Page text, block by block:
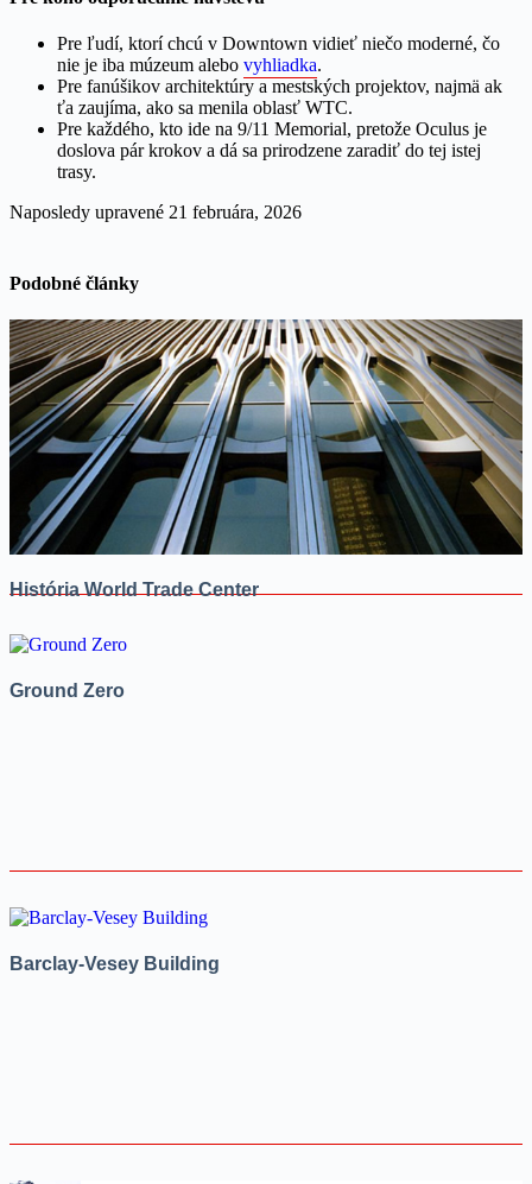
Pre ľudí, ktorí chcú v Downtown vidieť niečo moderné, čo
nie je iba múzeum alebo vyhliadka.
Pre fanúšikov architektúry a mestských projektov, najmä ak
ťa zaujíma, ako sa menila oblasť WTC.
Pre každého, kto ide na 9/11 Memorial, pretože Oculus je
doslova pár krokov a dá sa prirodzene zaradiť do tej istej
trasy.
Naposledy upravené 21 februára, 2026
Podobné články
História World Trade Center
Ground Zero
Barclay-Vesey Building